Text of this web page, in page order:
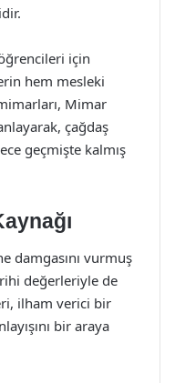
için
hem mesleki
Mimar
çağdaş
geçmişte kalmış
damgasını vurmuş
değerleriyle de
ilham verici bir
bir araya